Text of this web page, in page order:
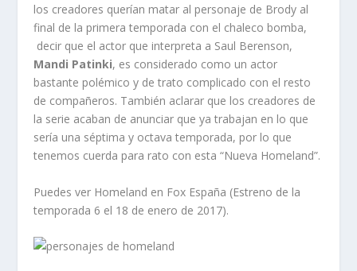
los creadores querían matar al personaje de Brody al
final de la primera temporada con el chaleco bomba,
decir que el actor que interpreta a Saul Berenson,
Mandi Patinki, es considerado como un actor
bastante polémico y de trato complicado con el resto
de compañeros. También aclarar que los creadores de
la serie acaban de anunciar que ya trabajan en lo que
sería una séptima y octava temporada, por lo que
tenemos cuerda para rato con esta “Nueva Homeland”.
Puedes ver Homeland en Fox España (Estreno de la
temporada 6 el 18 de enero de 2017).